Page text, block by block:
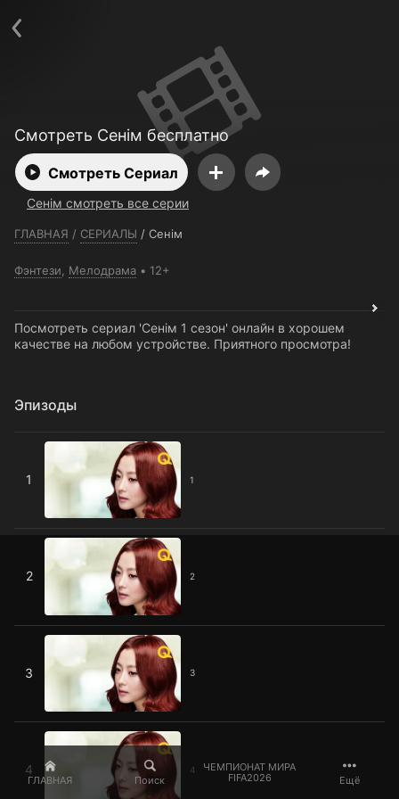
ГЛАВНАЯ Поиск
ЧЕМПИОНАТ МИРА
FIFA2026
Ещё
Смотреть Сенім бесплатно
Смотреть Сериал
Сенім смотреть все серии
ГЛАВНАЯ / СЕРИАЛЫ / Сенім
Фэнтези Мелодрама 12+
Посмотреть сериал 'Сенім 1 сезон' онлайн в хорошем
качестве на любом устройстве. Приятного просмотра!
Эпизоды
1 1
2 2
3 3
4 4
Политика конфиденциальности
Открыть приложение